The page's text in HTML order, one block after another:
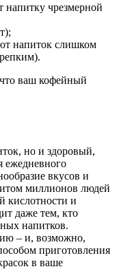
чрезмерной
напиток слишком
ваш кофейный
но и здоровый,
ежедневного
вкусов и
миллионов людей
кислотности и
даже тем, кто
напитков.
– и, возможно,
приготовления
в ваше